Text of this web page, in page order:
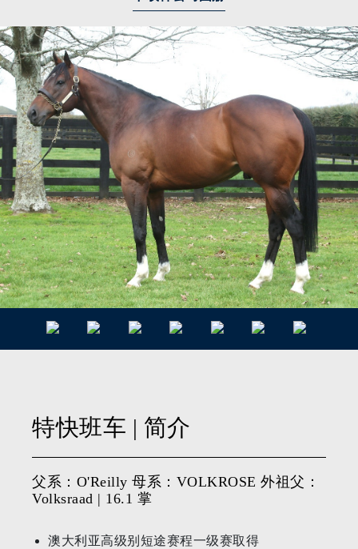
特快班车 | 简介
父系：O'Reilly 母系：VOLKROSE 外祖父：
Volksraad | 16.1 掌
澳大利亚高级别短途赛程一级赛取得